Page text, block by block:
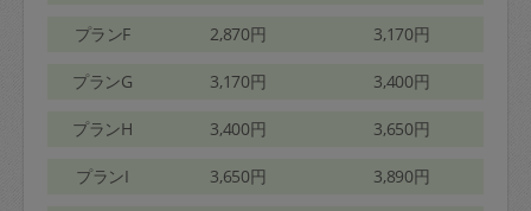
プランF 2,870円 3,170円
プランG 3,170円 3,400円
プランH 3,400円 3,650円
プランI 3,650円 3,890円